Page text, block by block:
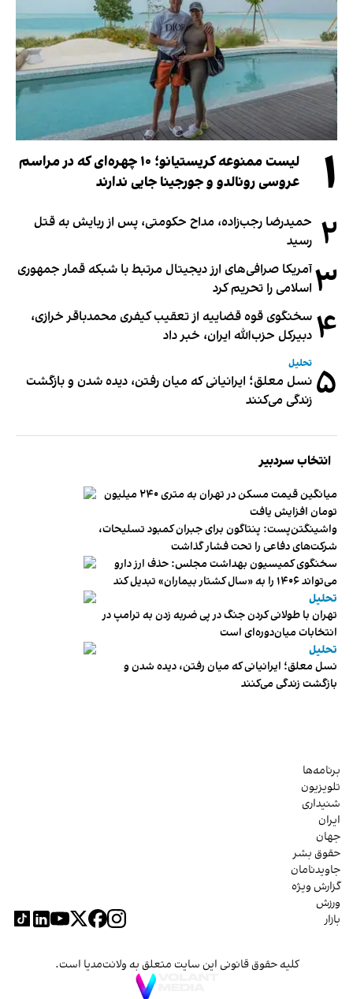
۱
لیست ممنوعه کریستیانو؛ ۱۰ چهره‌ای که در مراسم
عروسی رونالدو و جورجینا جایی ندارند
۲ حمیدرضا رجب‌زاده، مداح حکومتی، پس از ربایش به قتل
رسید
۳آمریکا صرافی‌های ارز دیجیتال مرتبط با شبکه قمار جمهوری
اسلامی را تحریم کرد
۴ سخنگوی قوه قضاییه از تعقیب کیفری محمدباقر خرازی،
دبیر‌کل حزب‌الله ایران، خبر داد
۵ تحلیل
نسل معلق؛ ایرانیانی که میان رفتن، دیده شدن و بازگشت
زندگی می‌کنند
انتخاب سردبیر
میانگین قیمت مسکن در تهران به متری ۲۴۰ میلیون
تومان افزایش یافت
واشینگتن‌پست: پنتاگون برای جبران کمبود تسلیحات،
شرکت‌های دفاعی را تحت فشار گذاشت
سخنگوی کمیسیون بهداشت مجلس: حذف ارز دارو
می‌تواند ۱۴۰۶ را به «سال کشتار بیماران» تبدیل کند
تحلیل
تهران با طولانی کردن جنگ در پی ضربه زدن به ترامپ در
انتخابات میان‌دوره‌ای است
تحلیل
نسل معلق؛ ایرانیانی که میان رفتن، دیده شدن و
بازگشت زندگی می‌کنند
برنامه‌ها
تلویزیون
شنیداری
ایران
جهان
حقوق بشر
جاویدنامان
گزارش ویژه
ورزش
بازار
کلیه حقوق قانونی این سایت متعلق به ولانت‌مدیا است.